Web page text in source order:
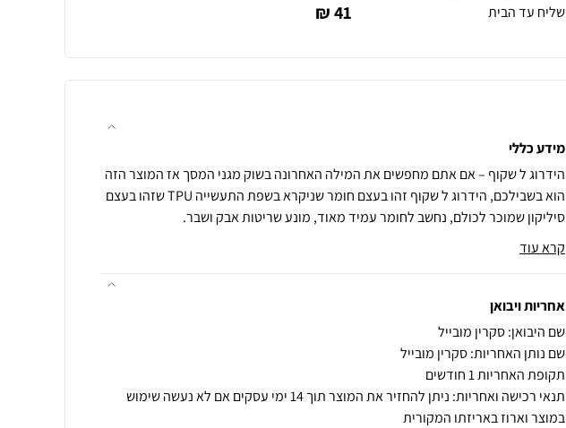
שליח עד הבית 41 ₪
מידע כללי
הידרוג ל שקוף – אם אתם מחפשים את המילה האחרונה בשוק מגני המסך אז המוצר הזה
הוא בשבילכם, הידרוג ל שקוף זהו בעצם חומר שניקרא בשפת התעשייה TPU שזהו בעצם
סיליקון שמוכר לכולם, נחשב לחומר עמיד מאוד, מונע שריטות אבק ושבר.
קרא עוד
אחריות ויבואן
שם היבואן: סקרין מובייל
שם נותן האחריות: סקרין מובייל
תקופת האחריות 1 חודשים
תנאי רכישה ואחריות: ניתן להחזיר את המוצר תוך 14 ימי עסקים אם לא נעשה שימוש
במוצר וארוז באריזתו המקורית